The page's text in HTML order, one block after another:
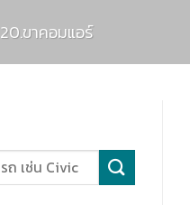
20.ขาคอมแอร์